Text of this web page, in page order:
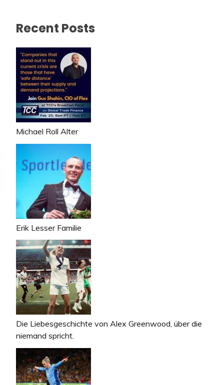
Recent Posts
Michael Roll Alter
Erik Lesser Familie
Die Liebesgeschichte von Alex Greenwood, über die
niemand spricht.